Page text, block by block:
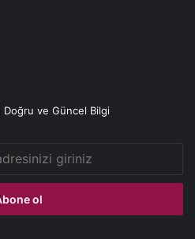
Doğru ve Güncel Bilgi